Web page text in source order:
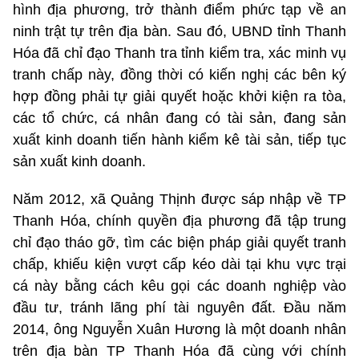
hình địa phương, trở thành điểm phức tạp về an
ninh trật tự trên địa bàn. Sau đó, UBND tỉnh Thanh
Hóa đã chỉ đạo Thanh tra tỉnh kiểm tra, xác minh vụ
tranh chấp này, đồng thời có kiến nghị các bên ký
hợp đồng phải tự giải quyết hoặc khởi kiện ra tòa,
các tổ chức, cá nhân đang có tài sản, đang sản
xuất kinh doanh tiến hành kiểm kê tài sản, tiếp tục
sản xuất kinh doanh.
Năm 2012, xã Quảng Thịnh được sáp nhập về TP
Thanh Hóa, chính quyền địa phương đã tập trung
chỉ đạo tháo gỡ, tìm các biện pháp giải quyết tranh
chấp, khiếu kiện vượt cấp kéo dài tại khu vực trại
cá này bằng cách kêu gọi các doanh nghiệp vào
đầu tư, tránh lãng phí tài nguyên đất. Đầu năm
2014, ông Nguyễn Xuân Hương là một doanh nhân
trên địa bàn TP Thanh Hóa đã cùng với chính